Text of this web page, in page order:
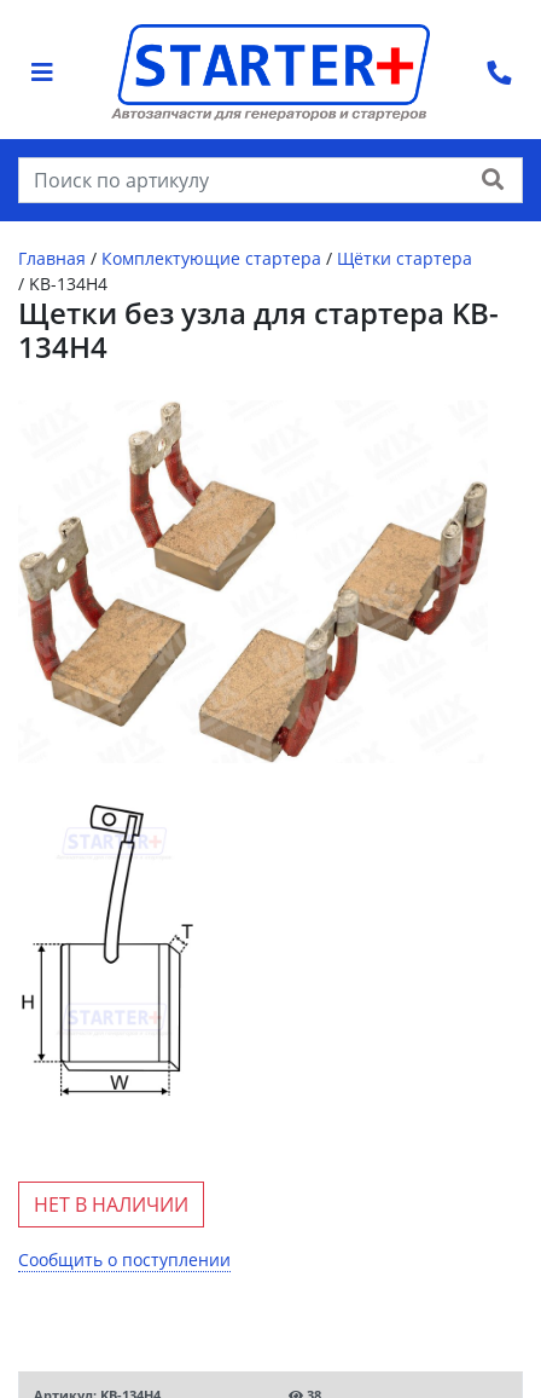
Найти
Главная / Комплектующие стартера / Щётки стартера
/ KB-134H4
Щетки без узла для стартера KB-
134H4
НЕТ В НАЛИЧИИ
Сообщить о поступлении